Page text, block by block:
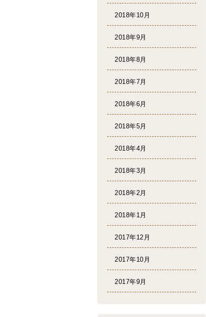
2018年10月
2018年9月
2018年8月
2018年7月
2018年6月
2018年5月
2018年4月
2018年3月
2018年2月
2018年1月
2017年12月
2017年10月
2017年9月